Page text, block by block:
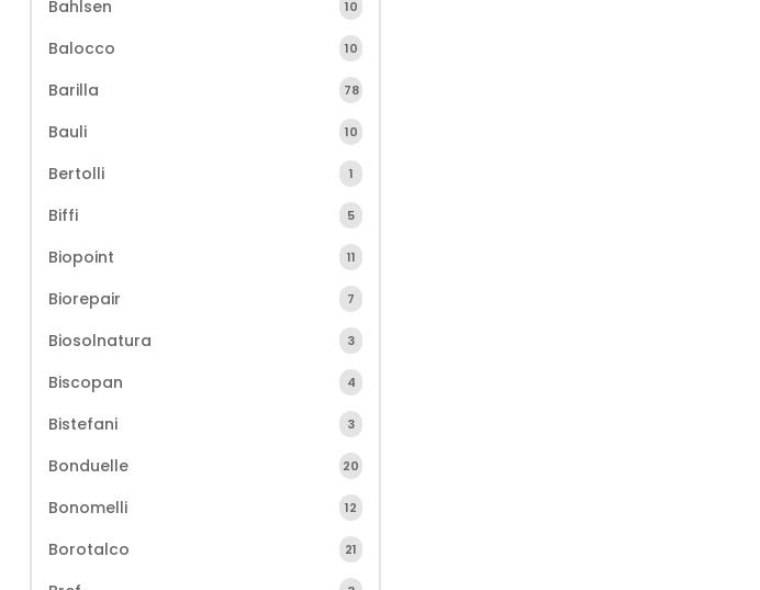
Bahlsen 10
Balocco 10
Barilla 78
Bauli 10
Bertolli 1
Biffi 5
Biopoint 11
Biorepair 7
Biosolnatura 3
Biscopan 4
Bistefani 3
Bonduelle 20
Bonomelli 12
Borotalco 21